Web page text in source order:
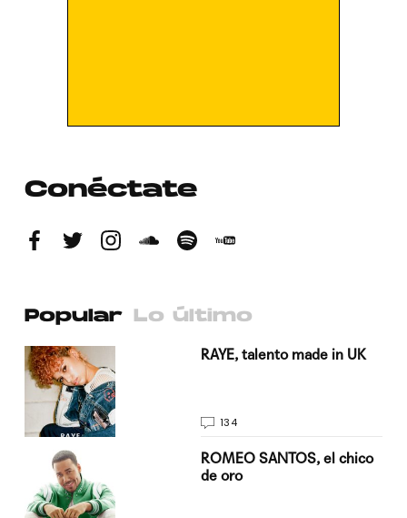
Conéctate
Popular Lo último
RAYE, talento made in UK
134
ROMEO SANTOS, el chico
de oro